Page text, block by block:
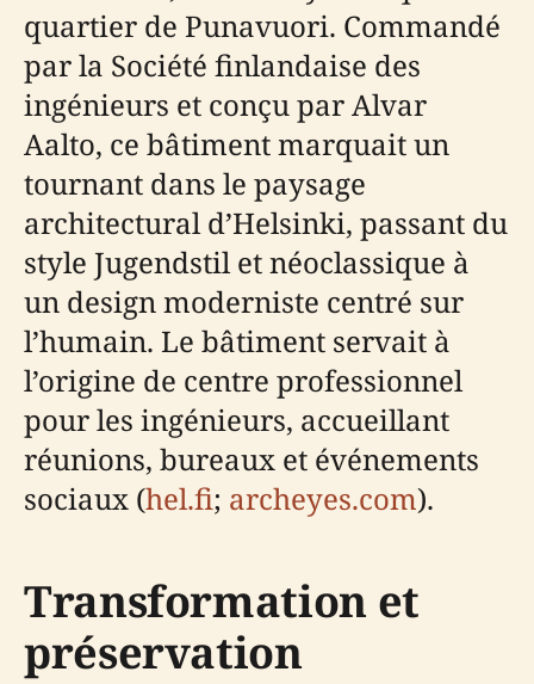
quartier de Punavuori. Commandé
par la Société finlandaise des
ingénieurs et conçu par Alvar
Aalto, ce bâtiment marquait un
tournant dans le paysage
architectural d’Helsinki, passant du
style Jugendstil et néoclassique à
un design moderniste centré sur
l’humain. Le bâtiment servait à
l’origine de centre professionnel
pour les ingénieurs, accueillant
réunions, bureaux et événements
sociaux (hel.fi; archeyes.com).
Transformation et
préservation